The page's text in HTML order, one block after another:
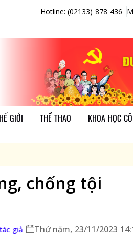
Hotline: (02133) 878 436
GIỚI THỂ THAO KHOA HỌC
chống tội
giả Thứ năm, 23/11/2023